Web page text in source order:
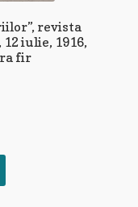
revista
iulie, 1916,
fir